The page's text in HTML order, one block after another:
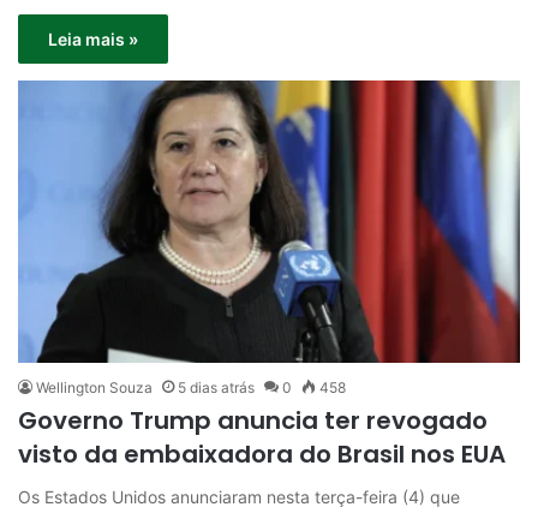
Leia mais »
Wellington Souza 5 dias atrás 0 458
Governo Trump anuncia ter revogado
visto da embaixadora do Brasil nos EUA
Os Estados Unidos anunciaram nesta terça-feira (4) que